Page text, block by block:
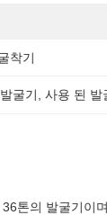
착기
굴기 , 사용 된 발
톤의 발굴기